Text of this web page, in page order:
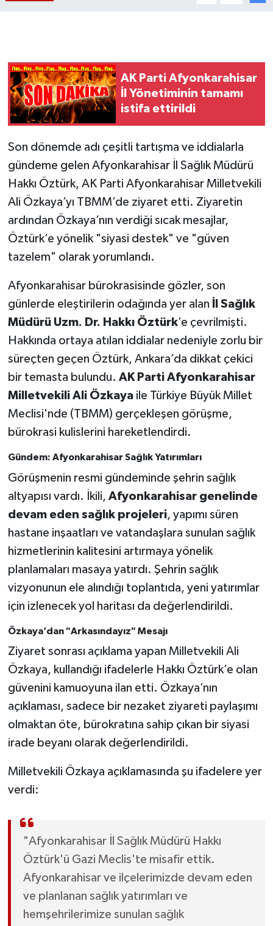
AK Parti Afyonkarahisar
İl Yönetiminin tamamı
istifa ettirildi
Son dönemde adı çeşitli tartışma ve iddialarla
gündeme gelen Afyonkarahisar İl Sağlık Müdürü
Hakkı Öztürk, AK Parti Afyonkarahisar Milletvekili
Ali Özkaya’yı TBMM’de ziyaret etti. Ziyaretin
ardından Özkaya’nın verdiği sıcak mesajlar,
Öztürk’e yönelik "siyasi destek" ve "güven
tazelem" olarak yorumlandı.
Afyonkarahisar bürokrasisinde gözler, son
günlerde eleştirilerin odağında yer alan
İl Sağlık
Müdürü Uzm. Dr. Hakkı Öztürk’e çevrilmişti.
Hakkında ortaya atılan iddialar nedeniyle zorlu bir
süreçten geçen Öztürk, Ankara’da dikkat çekici
bir temasta bulundu. AK Parti Afyonkarahisar
Milletvekili Ali Özkayaile Türkiye Büyük Millet
Meclisi'nde (TBMM) gerçekleşen görüşme,
bürokrasi kulislerini hareketlendirdi.
Gündem: Afyonkarahisar Sağlık Yatırımları
Görüşmenin resmi gündeminde şehrin sağlık
altyapısı vardı. İkili, Afyonkarahisar genelinde
devam eden sağlık projeleri, yapımı süren
hastane inşaatları ve vatandaşlara sunulan sağlık
hizmetlerinin kalitesini artırmaya yönelik
planlamaları masaya yatırdı. Şehrin sağlık
vizyonunun ele alındığı toplantıda, yeni yatırımlar
için izlenecek yol haritası da değerlendirildi.
Özkaya’dan "Arkasındayız" Mesajı
Ziyaret sonrası açıklama yapan Milletvekili Ali
Özkaya, kullandığı ifadelerle Hakkı Öztürk’e olan
güvenini kamuoyuna ilan etti. Özkaya’nın
açıklaması, sadece bir nezaket ziyareti paylaşımı
olmaktan öte, bürokratına sahip çıkan bir siyasi
irade beyanı olarak değerlendirildi.
Milletvekili Özkaya açıklamasında şu ifadelere yer
verdi:
"Afyonkarahisar İl Sağlık Müdürü Hakkı
Öztürk'ü Gazi Meclis'te misafir ettik.
Afyonkarahisar ve ilçelerimizde devam eden
ve planlanan sağlık yatırımları ve
hemşehrilerimize sunulan sağlık